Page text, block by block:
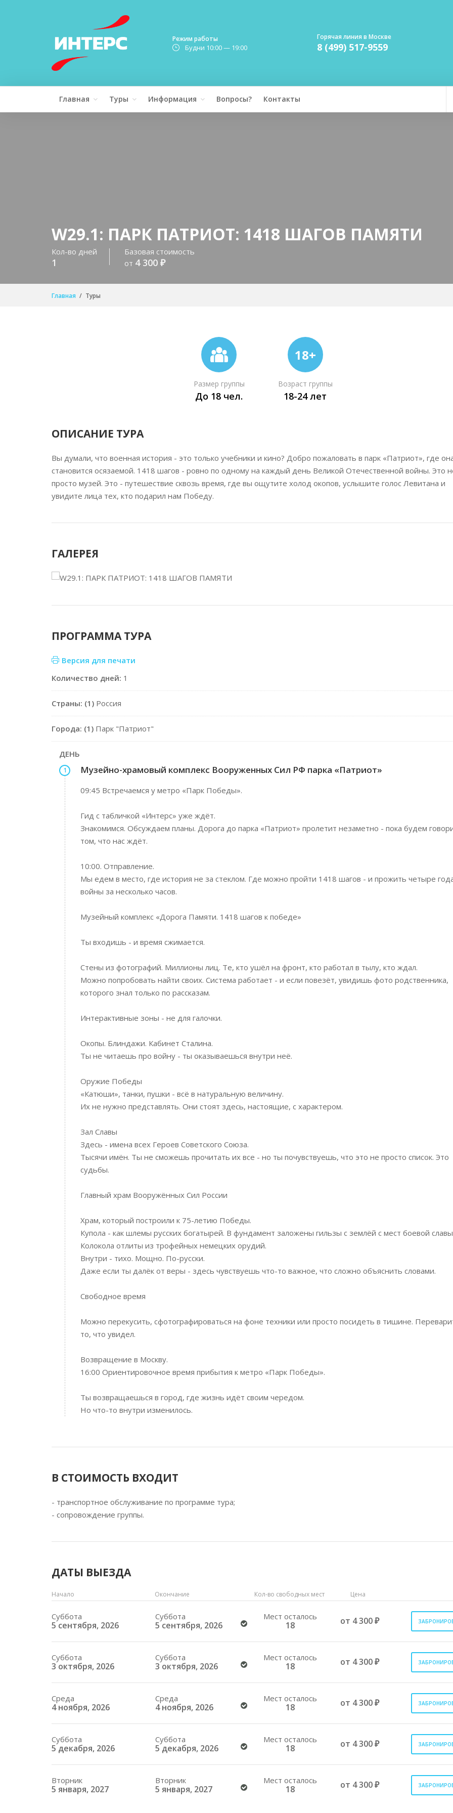
Режим работы
Будни 10:00 — 19:00
Горячая линия в Москве
8 (499) 517-9559
Главная Туры Информация Вопросы? Контакты
W29.1: ПАРК ПАТРИОТ: 1418 ШАГОВ ПАМЯТИ
Кол-во дней
1
Базовая стоимость
от 4 300 ₽
Главная Туры
Размер группы
До 18 чел.
18+
Возраст группы
18-24 лет
ОПИСАНИЕ ТУРА
Вы думали, что военная история - это только учебники и кино? Добро пожаловать в парк «Патриот», где
становится осязаемой. 1418 шагов - ровно по одному на каждый день Великой Отечественной войны. Это
просто музей. Это - путешествие сквозь время, где вы ощутите холод окопов, услышите голос Левитана и
увидите лица тех, кто подарил нам Победу.
ГАЛЕРЕЯ
ПРОГРАММА ТУРА
Версия для печати
Количество дней: 1
Страны: (1) Россия
Города: (1) Парк "Патриот"
ДЕНЬ
1 Музейно-храмовый комплекс Вооруженных Сил РФ парка «Патриот»
09:45 Встречаемся у метро «Парк Победы».
Гид с табличкой «Интерс» уже ждёт.
Знакомимся. Обсуждаем планы. Дорога до парка «Патриот» пролетит незаметно - пока будем
том, что нас ждёт.
10:00. Отправление.
Мы едем в место, где история не за стеклом. Где можно пройти 1418 шагов - и прожить четыре
войны за несколько часов.
Музейный комплекс «Дорога Памяти. 1418 шагов к победе»
Ты входишь - и время сжимается.
Стены из фотографий. Миллионы лиц. Те, кто ушёл на фронт, кто работал в тылу, кто ждал.
Можно попробовать найти своих. Система работает - и если повезёт, увидишь фото родственника,
которого знал только по рассказам.
Интерактивные зоны - не для галочки.
Окопы. Блиндажи. Кабинет Сталина.
Ты не читаешь про войну - ты оказываешься внутри неё.
Оружие Победы
«Катюши», танки, пушки - всё в натуральную величину.
Их не нужно представлять. Они стоят здесь, настоящие, с характером.
Зал Славы
Здесь - имена всех Героев Советского Союза.
Тысячи имён. Ты не сможешь прочитать их все - но ты почувствуешь, что это не просто список. Это
судьбы.
Главный храм Вооружённых Сил России
Храм, который построили к 75-летию Победы.
Купола - как шлемы русских богатырей. В фундамент заложены гильзы с землёй с мест боевой
Колокола отлиты из трофейных немецких орудий.
Внутри - тихо. Мощно. По-русски.
Даже если ты далёк от веры - здесь чувствуешь что-то важное, что сложно объяснить словами.
Свободное время
Можно перекусить, сфотографироваться на фоне техники или просто посидеть в тишине.
то, что увидел.
Возвращение в Москву.
16:00 Ориентировочное время прибытия к метро «Парк Победы».
Ты возвращаешься в город, где жизнь идёт своим чередом.
Но что-то внутри изменилось.
В СТОИМОСТЬ ВХОДИТ
- транспортное обслуживание по программе тура;
- сопровождение группы.
ДАТЫ ВЫЕЗДА
Начало Окончание Кол-во свободных мест Цена
Суббота
5 сентября, 2026
Суббота
5 сентября, 2026
Мест осталось
18 от 4 300 ₽
Суббота
3 октября, 2026
Суббота
3 октября, 2026
Мест осталось
18 от 4 300 ₽
Среда
4 ноября, 2026
Среда
4 ноября, 2026
Мест осталось
18 от 4 300 ₽
Суббота
5 декабря, 2026
Суббота
5 декабря, 2026
Мест осталось
18 от 4 300 ₽
Вторник
5 января, 2027
Вторник
5 января, 2027
Мест осталось
18 от 4 300 ₽